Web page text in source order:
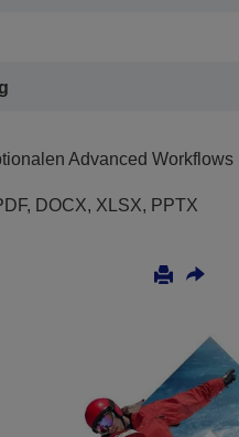
Advanced Workflows
DOCX, XLSX, PPTX